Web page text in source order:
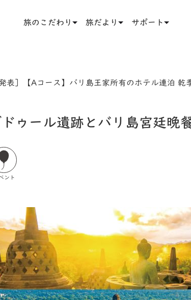
旅のこだわり 旅だより サポート
］【Aコース】バリ島王家所有のホテル連泊 乾
ゥール遺跡とバリ島宮廷晩
ント